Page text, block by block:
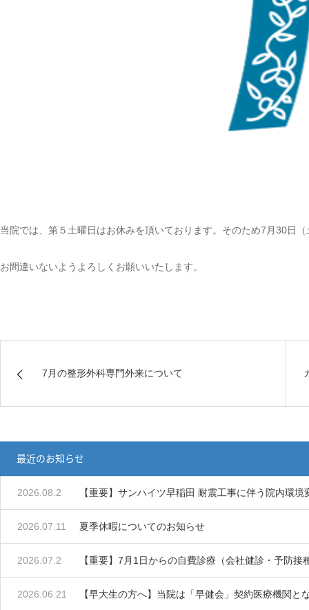
当院では、第５土曜日はお休みを頂いております。そのため7月30日
お間違いないようよろしくお願いいたします。
7月の整形外科専門外来について
最近のお知らせ
【重要】サンハイツ早稲田 耐震工事に伴う院内環
2026.08.2
夏季休暇についてのお知らせ
2026.07.11
【重要】7月1日からの自費診療（会社健診・予防
2026.07.2
【早大生の方へ】当院は「早健会」契約医療機関
2026.06.21